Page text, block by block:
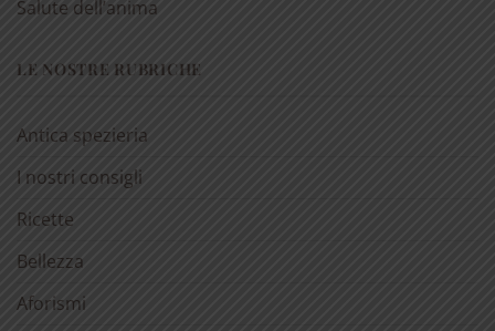
Salute dell’anima
LE NOSTRE RUBRICHE
Antica spezieria
I nostri consigli
Ricette
Bellezza
Aforismi